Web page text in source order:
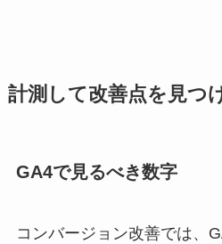
計測して改善点を見つ
GA4で見るべき数字
コンバージョン改善では、